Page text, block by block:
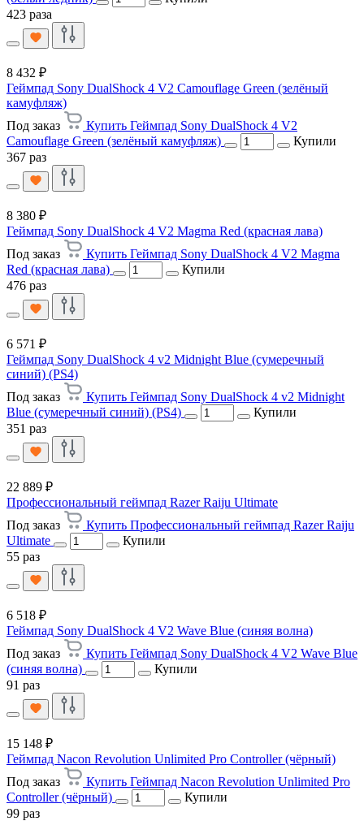
423 раза
8 432 ₽
Геймпад Sony DualShock 4 V2 Camouflage Green (зелёный
камуфляж)
Под заказ
Купить Геймпад Sony DualShock 4 V2
Camouflage Green (зелёный камуфляж)
Купили
367 раз
8 380 ₽
Геймпад Sony DualShock 4 V2 Magma Red (красная лава)
Под заказ
Купить Геймпад Sony DualShock 4 V2 Magma
Red (красная лава)
Купили
476 раз
6 571 ₽
Геймпад Sony DualShock 4 v2 Midnight Blue (сумеречный
синий) (PS4)
Под заказ
Купить Геймпад Sony DualShock 4 v2 Midnight
Blue (сумеречный синий) (PS4)
Купили
351 раз
22 889 ₽
Профессиональный геймпад Razer Raiju Ultimate
Под заказ
Купить Профессиональный геймпад Razer Raiju
Ultimate
Купили
55 раз
6 518 ₽
Геймпад Sony DualShock 4 V2 Wave Blue (синяя волна)
Под заказ
Купить Геймпад Sony DualShock 4 V2 Wave Blue
(синяя волна)
Купили
91 раз
15 148 ₽
Геймпад Nacon Revolution Unlimited Pro Controller (чёрный)
Под заказ
Купить Геймпад Nacon Revolution Unlimited Pro
Controller (чёрный)
Купили
99 раз